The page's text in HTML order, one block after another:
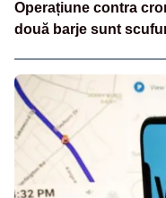
Operațiune contra
două barje sunt